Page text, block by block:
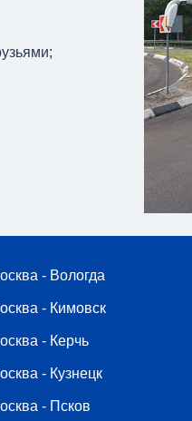
- Вологда
- Кимовск
- Керчь
- Кузнецк
- Псков